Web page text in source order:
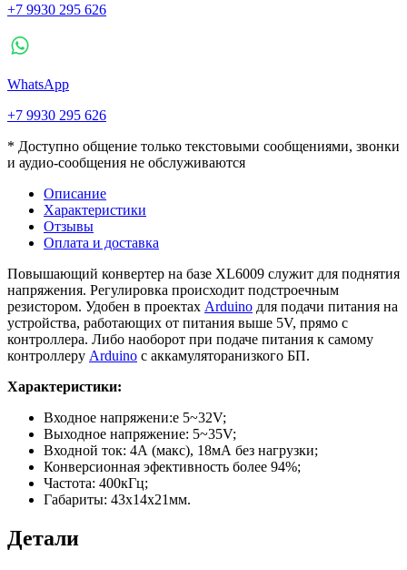
+7 9930 295 626
WhatsApp
+7 9930 295 626
* Доступно общение только текстовыми сообщениями, звонки
и аудио-сообщения не обслуживаются
Описание
Характеристики
Отзывы
Оплата и доставка
Повышающий конвертер на базе XL6009 служит для поднятия
напряжения. Регулировка происходит подстроечным
резистором. Удобен в проектах Arduino для подачи питания на
устройства, работающих от питания выше 5V, прямо с
контроллера. Либо наоборот при подаче питания к самому
контроллеру Arduino с аккамуляторанизкого БП.
Характеристики:
Входное напряжени:е 5~32V;
Выходное напряжение: 5~35V;
Входной ток: 4А (макс), 18мА без нагрузки;
Конверсионная эфективность более 94%;
Частота: 400кГц;
Габариты: 43x14x21мм.
Детали